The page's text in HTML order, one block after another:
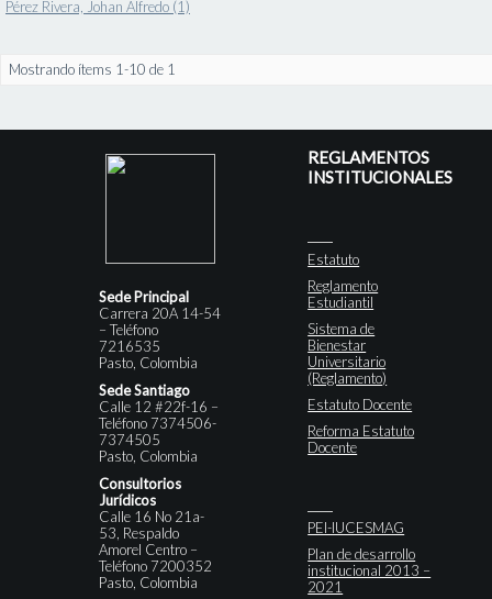
Pérez Rivera, Johan Alfredo (1)
Mostrando ítems 1-10 de 1
Sede Principal
Carrera 20A 14-54
– Teléfono
7216535
Pasto, Colombia
Sede Santiago
Calle 12 #22f-16 –
Teléfono 7374506-
7374505
Pasto, Colombia
Consultorios
Jurídicos
Calle 16 No 21a-
53, Respaldo
Amorel Centro –
Teléfono 7200352
Pasto, Colombia
REGLAMENTOS
INSTITUCIONALES
Estatuto
Reglamento
Estudiantil
Sistema de
Bienestar
Universitario
(Reglamento)
Estatuto Docente
Reforma Estatuto
Docente
PEI-IUCESMAG
Plan de desarrollo
institucional 2013 –
2021